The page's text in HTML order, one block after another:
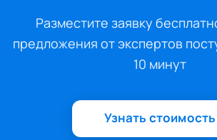
Разместите заявку
предложения от экспертов
10 минут
Узнать стоимость